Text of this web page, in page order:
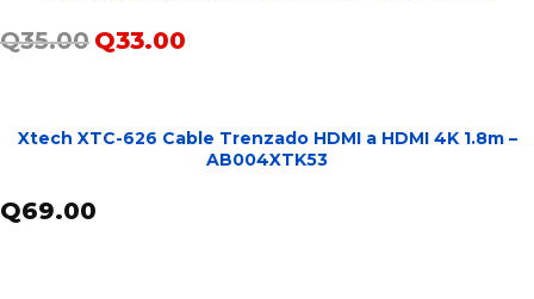
Q35.00 Q33.00
Xtech XTC-626 Cable Trenzado HDMI a HDMI 4K 1.8m –
AB004XTK53
Q69.00